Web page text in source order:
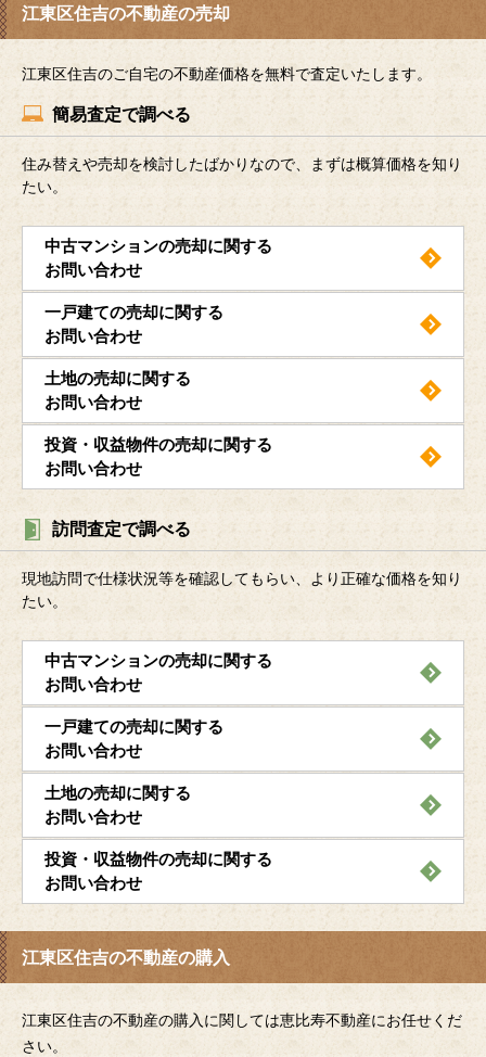
江東区住吉の不動産の売却
江東区住吉のご自宅の不動産価格を無料で査定いたします。
簡易査定で調べる
住み替えや売却を検討したばかりなので、まずは概算価格を知り
たい。
中古マンションの売却に関する
お問い合わせ
一戸建ての売却に関する
お問い合わせ
土地の売却に関する
お問い合わせ
投資・収益物件の売却に関する
お問い合わせ
訪問査定で調べる
現地訪問で仕様状況等を確認してもらい、より正確な価格を知り
たい。
中古マンションの売却に関する
お問い合わせ
一戸建ての売却に関する
お問い合わせ
土地の売却に関する
お問い合わせ
投資・収益物件の売却に関する
お問い合わせ
江東区住吉の不動産の購入
江東区住吉の不動産の購入に関しては恵比寿不動産にお任せくだ
さい。